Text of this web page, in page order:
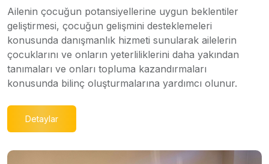
Ailenin çocuğun potansiyellerine uygun beklentiler
geliştirmesi, çocuğun gelişmini desteklemeleri
konusunda danışmanlık hizmeti sunularak ailelerin
çocuklarını ve onların yeterliliklerini daha yakından
tanımaları ve onları topluma kazandırmaları
konusunda bilinç oluşturmalarına yardımcı olunur.
Detaylar